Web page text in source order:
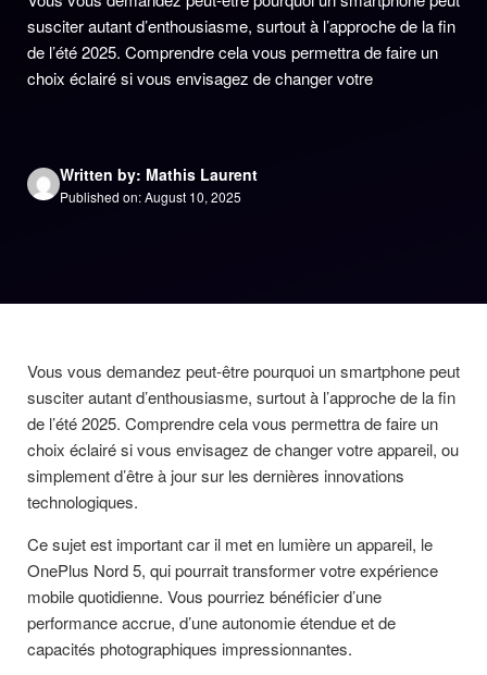
susciter autant d’enthousiasme, surtout à l’approche de la fin
de l’été 2025. Comprendre cela vous permettra de faire un
choix éclairé si vous envisagez de changer votre
Written by: Mathis Laurent
Published on: August 10, 2025
Vous vous demandez peut-être pourquoi un smartphone peut
susciter autant d’enthousiasme, surtout à l’approche de la fin
de l’été 2025. Comprendre cela vous permettra de faire un
choix éclairé si vous envisagez de changer votre appareil, ou
simplement d’être à jour sur les dernières innovations
technologiques.
Ce sujet est important car il met en lumière un appareil, le
OnePlus Nord 5, qui pourrait transformer votre expérience
mobile quotidienne. Vous pourriez bénéficier d’une
performance accrue, d’une autonomie étendue et de
capacités photographiques impressionnantes.